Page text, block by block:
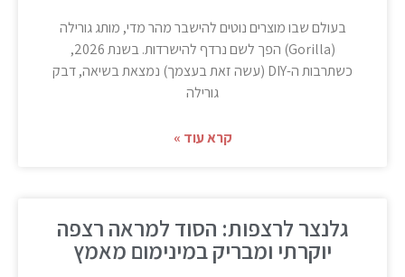
בעולם שבו מוצרים נוטים להישבר מהר מדי, מותג גורילה
(Gorilla) הפך לשם נרדף להישרדות. בשנת 2026,
כשתרבות ה-DIY (עשה זאת בעצמך) נמצאת בשיאה, דבק
גורילה
קרא עוד »
גלנצר לרצפות: הסוד למראה רצפה
יוקרתי ומבריק במינימום מאמץ